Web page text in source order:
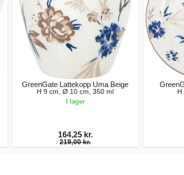
GreenGate Lattekopp Uma Beige
H 9 cm, Ø 10 cm, 350 ml
I lager
164,25 kr.
219,00 kr.
H